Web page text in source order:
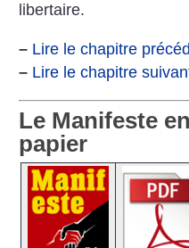
libertaire.
– Lire le chapitre
– Lire le chapitre
Le Manifeste
papier